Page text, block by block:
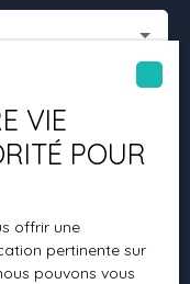
VIE
POUR
offrir une
pertinente sur
pouvons vous